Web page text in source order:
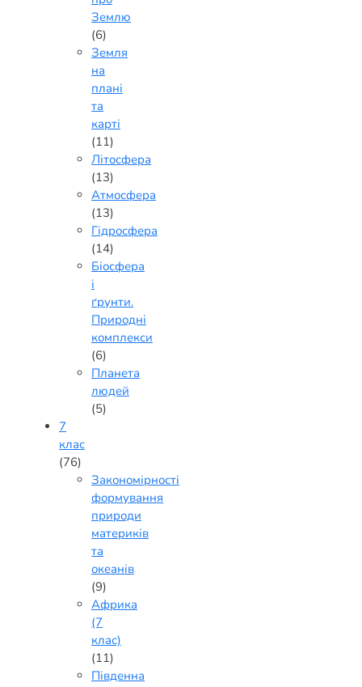
Землю
(6)
Земля
на
плані
та
карті
(11)
Літосфера
(13)
Атмосфера
(13)
Гідросфера
(14)
Біосфера
і
ґрунти.
Природні
комплекси
(6)
Планета
людей
(5)
7
клас
(76)
Закономірності
формування
природи
материків
та
океанів
(9)
Африка
(7
клас)
(11)
Південна